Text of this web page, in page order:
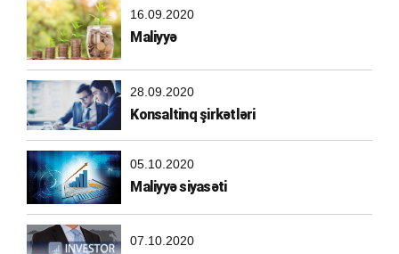
16.09.2020
Maliyyə
28.09.2020
Konsaltinq şirkətləri
05.10.2020
Maliyyə siyasəti
07.10.2020